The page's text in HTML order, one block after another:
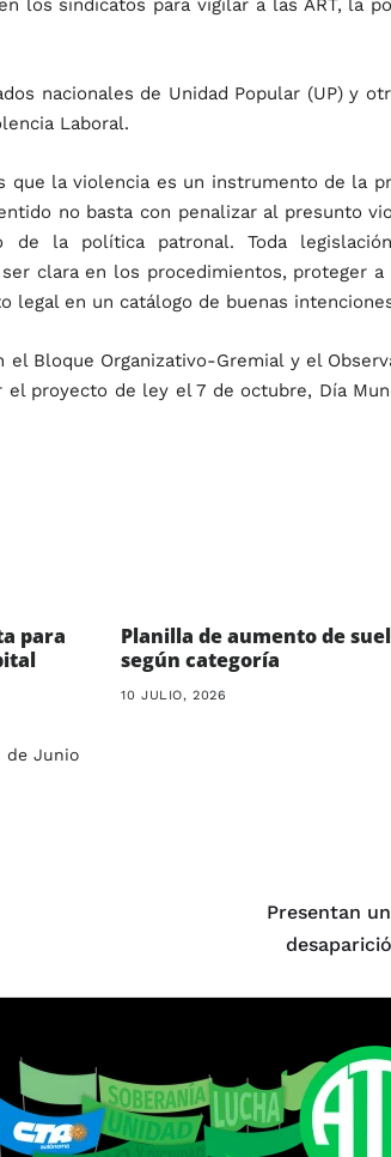
los sindicatos para vigilar a las ART, la
nacionales de Unidad Popular (UP) y
Laboral.
la violencia es un instrumento de la
no basta con penalizar al presunto
la política patronal. Toda
clara en los procedimientos, proteger
en un catálogo de buenas
Bloque Organizativo-Gremial y el
proyecto de ley el 7 de octubre, Día
para
de Junio
Planilla de aumento de
según categoría
10 JULIO, 2026
Presentan